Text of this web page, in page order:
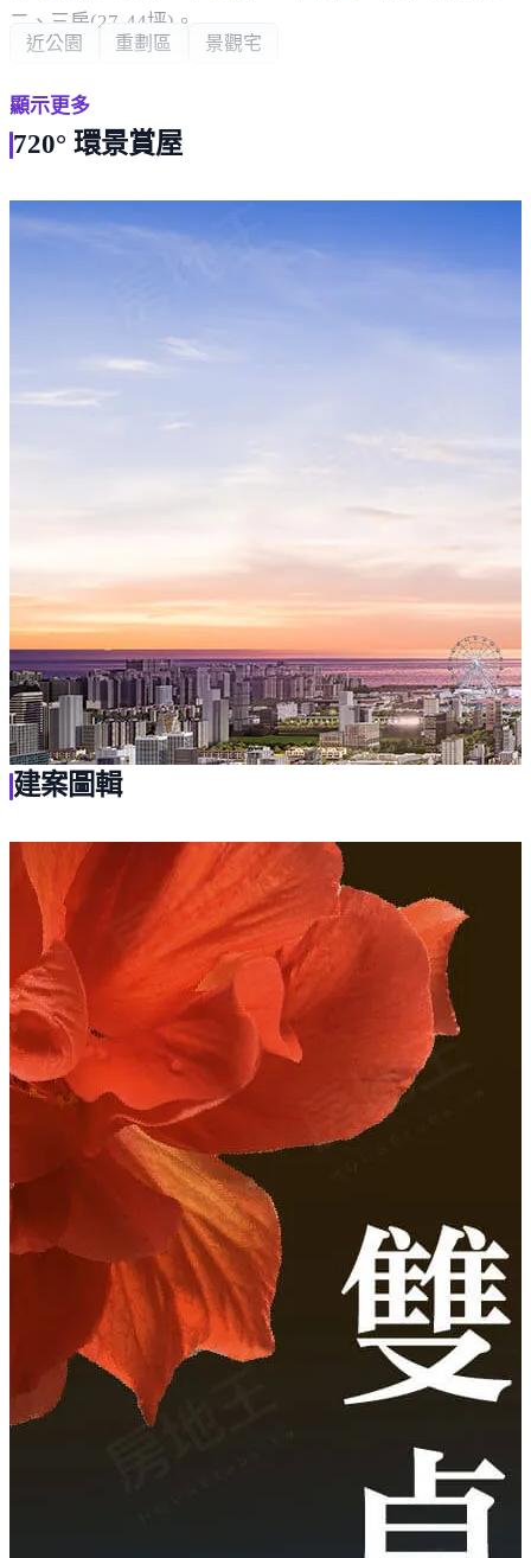
二、三房(27-44坪)。
車位共規劃499個平面車位(含10個充電車位)，休閒設施有
大廳、會客室、信箱區、更衣室、ktv、兒童遊戲室、游泳
池、家教室、健身房、中庭花園、棋藝室、湯屋、琴房、
會議室、瑜珈室、廚藝教室、閱讀室、籃.羽球場，結構採
RC鋼骨鋼筋混凝土。
院、港區藝術中心、清水運動中心、頂魚寮公園。
交通方面，鄰近國道一號、三號、四號，61快速道路，中
近公園 重劃區 景觀宅
顯示更多
720° 環景賞屋
進入 720° 虛擬賞屋
建案圖輯